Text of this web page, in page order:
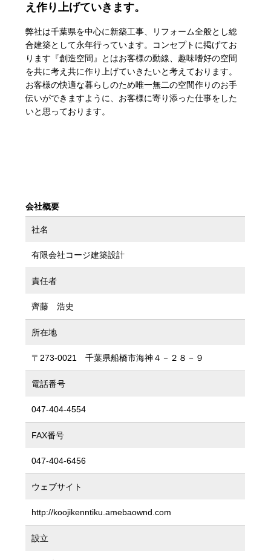
え作り上げていきます。
弊社は千葉県を中心に新築工事、リフォーム全般とし総
合建築として永年行っています。コンセプトに掲げてお
ります『創造空間』とはお客様の動線、趣味嗜好の空間
を共に考え共に作り上げていきたいと考えております。
お客様の快適な暮らしのため唯一無二の空間作りのお手
伝いができますように、お客様に寄り添った仕事をした
いと思っております。
会社概要
社名
有限会社コージ建築設計
責任者
齊藤 浩史
所在地
〒273-0021 千葉県船橋市海神４－２８－９
電話番号
047-404-4554
FAX番号
047-404-6456
ウェブサイト
http://koojikenntiku.amebaownd.com
設立